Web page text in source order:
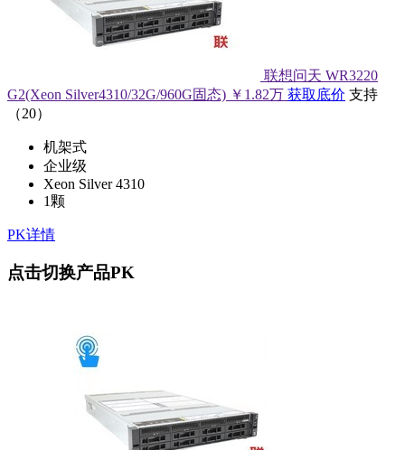
联想问天 WR3220
G2(Xeon Silver4310/32G/960G固态) ￥1.82万 获取底价 支持
（20）
机架式
企业级
Xeon Silver 4310
1颗
PK详情
点击切换产品PK